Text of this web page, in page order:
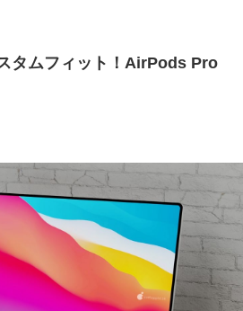
タムフィット！AirPods Pro